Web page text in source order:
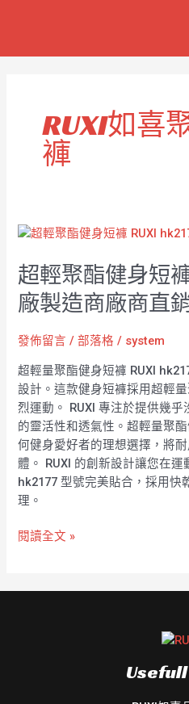
RUXI如喜
褲
超輕聚酯健身短
廠製造商廠商直
發佈留言 /部落格 / system
超輕量聚酯健身短褲 RUXI
設計。這款健身短褲採用超輕
烈運動。 RUXI 專注於提供幾
的靈活性和透氣性。超輕量聚
何健身愛好者的理想選擇，將
體。 RUXI 的創新設計讓您在運
hk2177 型號完美貼合，採用快
理。
超
聚
酯
健
短
褲
RUXI
hk2177
工
廠
製
造
商
廠
商
閱讀全文 »